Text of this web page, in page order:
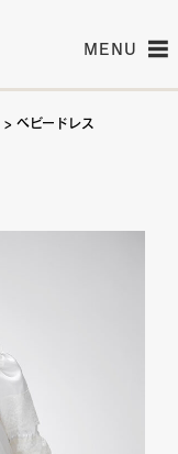
MENU
> ベビードレス